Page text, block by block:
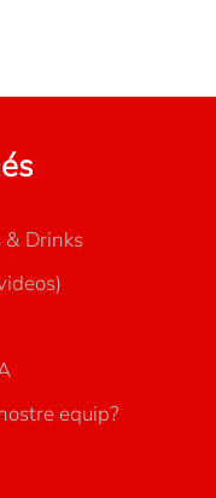
& Drinks
equip?